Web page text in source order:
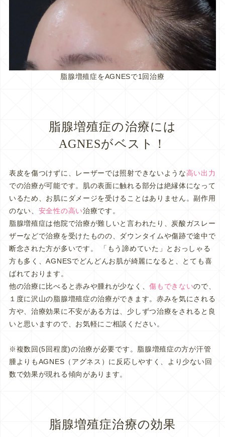
脂腺増殖症をAGNESで1回治療
脂腺増殖症の治療には
AGNESがベスト！
表皮を傷つけずに、レーザーでは照射できないような高い出力
での治療が可能です。肌の表面に触れる部分は絶縁体になって
いるため、お肌にダメージを受けることはありません。副作用
のない、 安全性の高い治療です。
脂腺増殖症は他院で治療が難しいと言われたり、炭酸ガスレー
ザーなどで治療を受けたものの、ダウンタイムや傷跡で途中で
断念された方が多いです。 「もう諦めていた」とおっしゃる
方も多く、AGNESでどんどんお肌が綺麗になると、とても喜
ばれております。
他の治療に比べると赤みや腫れが少なく、傷もできないので、
１度に沢山の脂腺増殖症の治療ができます。赤みを気にされる
方や、治療効果に不安がある方は、少しずつ治療をされると良
いと思いますので、お気軽にご相談ください。
※複数回(5回程度)の治療が必要です。脂腺増殖症の方が汗管
腫よりもAGNES（アグネス）に反応しやすく、より少ない回
数で効果が現れる傾向があります。
脂腺増殖症治療の効果